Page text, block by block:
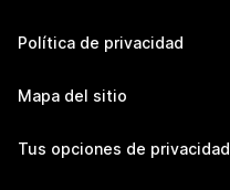
Política de privacidad
Mapa del sitio
Tus opciones de privacidad